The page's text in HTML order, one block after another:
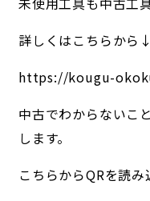
詳しくはこちらから↓
https://kougu-
中古でわからないこ
します。
こちらからQRを読み